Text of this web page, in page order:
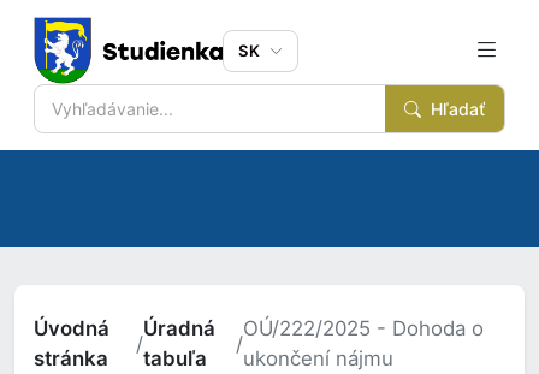
Hľadať
SK
Úvodná
stránka
/
Úradná
tabuľa
/
OÚ/222/2025 - Dohoda o
ukončení nájmu